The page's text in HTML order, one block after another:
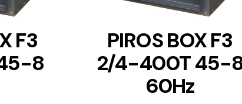
F3
8
PIROS BOX F3
2/4-400T 45-
60Hz